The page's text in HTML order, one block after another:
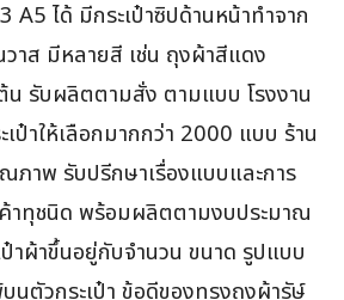
A5 ได้ มีกระเป๋าซิปด้านหน้าทำจาก
าส มีหลายสี เช่น ถุงผ้าสีแดง
น รับผลิตตามสั่ง ตามแบบ โรงงาน
ป๋าให้เลือกมากกว่า 2000 แบบ ร้าน
ณภาพ รับปรีกษาเรื่องแบบและการ
าทุชนิด พร้อมผลิตตามงบประมาณ
ป๋าผ้าขึ้นอยู่กับจำนวน ขนาด รูปแบบ
ตัวกระเป๋า ข้อดีของทรงถุงผ้ารัษ์